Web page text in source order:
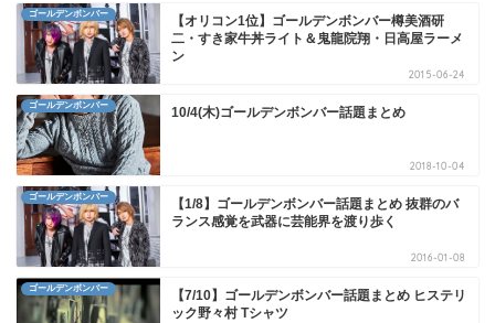
ゴールデンボンバー
【オリコン1位】ゴールデンボンバー樽美酒研
二・すき家牛丼ライト＆鬼龍院翔・日高屋ラーメ
ン
2015-06-24
ゴールデンボンバー 10/4(木)ゴールデンボンバー話題まとめ
2018-10-04
ゴールデンボンバー
【1/8】ゴールデンボンバー話題まとめ 抜群のバ
ランス感覚を武器に芸能界を渡り歩く
2016-01-08
ゴールデンボンバー
【7/10】ゴールデンボンバー話題まとめ ヒステリ
ック野々村 Tシャツ